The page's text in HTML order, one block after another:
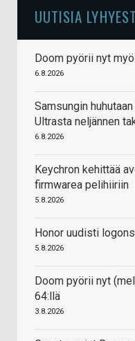
UUTISIA
Doom pyörii nyt
6.8.2026
Samsungin
Ultrasta neljännen
6.8.2026
Keychron kehittää
firmwarea pelihiiriin
5.8.2026
Honor uudisti
5.8.2026
Doom pyörii nyt
64:llä
3.8.2026